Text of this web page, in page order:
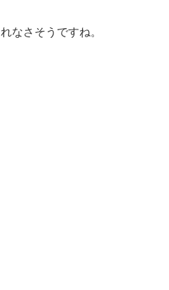
なさそうですね。